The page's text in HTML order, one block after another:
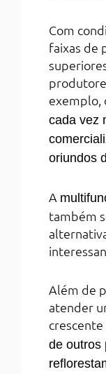
Com
faixas de
exemplo,
cada vez
oriundos
A
também
Além de
atender
de outros